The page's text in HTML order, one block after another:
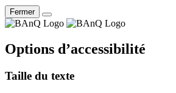
Fermer
Options d’accessibilité
Taille du texte